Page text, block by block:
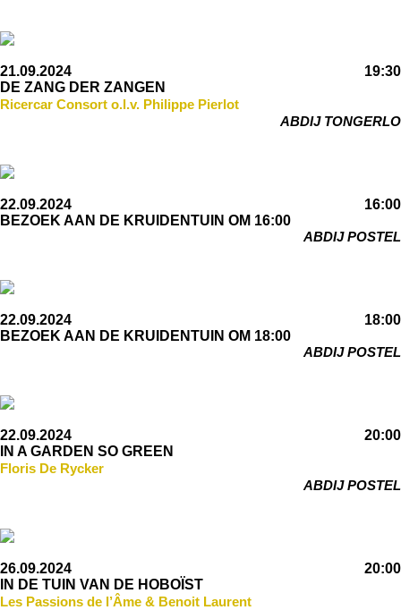
21.09.2024
19:30
DE ZANG DER ZANGEN
Ricercar Consort o.l.v. Philippe Pierlot
ABDIJ TONGERLO
22.09.2024
16:00
BEZOEK AAN DE KRUIDENTUIN OM 16:00
ABDIJ POSTEL
22.09.2024
18:00
BEZOEK AAN DE KRUIDENTUIN OM 18:00
ABDIJ POSTEL
22.09.2024
20:00
IN A GARDEN SO GREEN
Floris De Rycker
ABDIJ POSTEL
26.09.2024
20:00
IN DE TUIN VAN DE HOBOÏST
Les Passions de l’Âme & Benoit Laurent